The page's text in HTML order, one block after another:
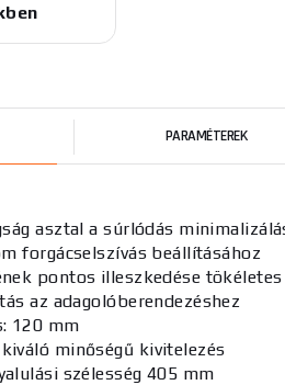
PARAMÉTEREK
asztal a súrlódás
forgácselszívás beállításához
pontos illeszkedése
az adagolóberendezéshez
120 mm
minőségű kivitelezés
szélesség 405 mm